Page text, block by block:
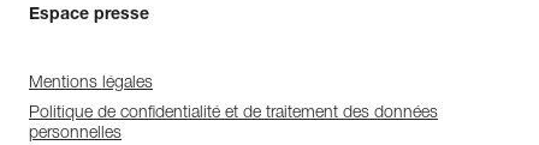
Espace presse
Mentions légales
Politique de confidentialité et de traitement des données
personnelles